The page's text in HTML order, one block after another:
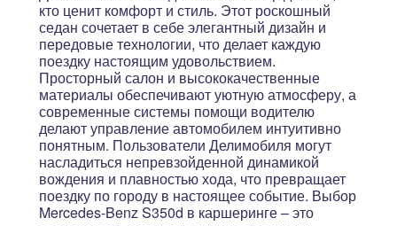
кто ценит комфорт и стиль. Этот роскошный
седан сочетает в себе элегантный дизайн и
передовые технологии, что делает каждую
поездку настоящим удовольствием.
Просторный салон и высококачественные
материалы обеспечивают уютную атмосферу, а
современные системы помощи водителю
делают управление автомобилем интуитивно
понятным. Пользователи Делимобиля могут
насладиться непревзойденной динамикой
вождения и плавностью хода, что превращает
поездку по городу в настоящее событие. Выбор
Mercedes-Benz S350d в каршеринге – это